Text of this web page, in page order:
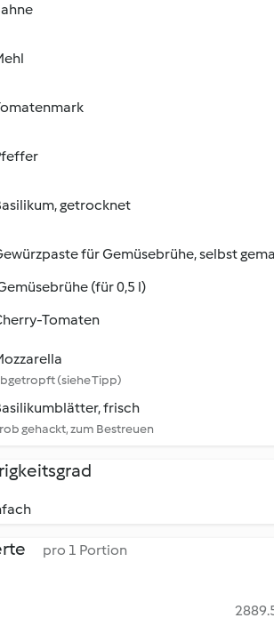
getrocknet
für Gemüsebrühe, selbst
(für 0,5 l)
Tomaten
(siehe Tipp)
frisch
gehackt, zum Bestreuen
pro 1 Portion